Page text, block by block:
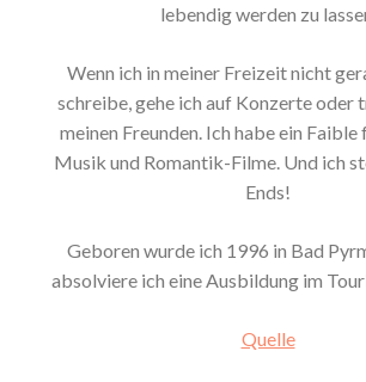
lebendig werden zu
Wenn ich in meiner Freizeit nicht
schreibe, gehe ich auf Konzerte oder
meinen Freunden. Ich habe ein Faible
Musik und Romantik-Filme. Und ich
Ends!
Geboren wurde ich 1996 in Bad
absolviere ich eine Ausbildung im
Quelle